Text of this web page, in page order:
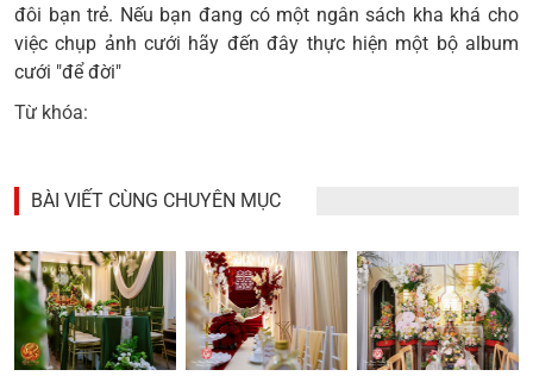
đôi bạn trẻ. Nếu bạn đang có một ngân sách kha khá cho
việcchụp ảnh cưới hãy đến đây thực hiện một bộ album
cưới "để đời"
Từ khóa:
BÀI VIẾT CÙNG CHUYÊN MỤC